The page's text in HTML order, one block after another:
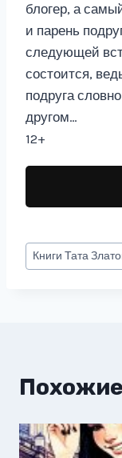
блогер, а
и парень
следующей
состоится,
подруга
другом…
12+
Метки
записи:
КнигиТата